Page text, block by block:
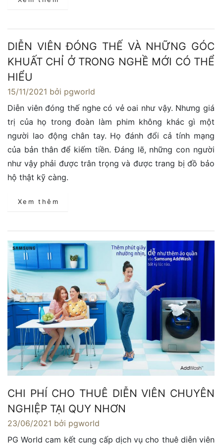
DIỄN VIÊN ĐÓNG THẾ VÀ NHỮNG GÓC
KHUẤT CHỈ Ở TRONG NGHỀ MỚI CÓ THỂ
HIỂU
15/11/2021 bởi pgworld
Diễn viên đóng thế nghe có vẻ oai như vậy. Nhưng giá
trị của họ trong đoàn làm phim không khác gì một
người lao động chân tay. Họ đánh đổi cả tính mạng
của bản thân để kiếm tiền. Đáng lẽ, những con người
như vậy phải được trân trọng và được trang bị đồ bảo
hộ thật kỹ càng.
Xem thêm
CHI PHÍ CHO THUÊ DIỄN VIÊN CHUYÊN
NGHIỆP TẠI QUY NHƠN
23/06/2021 bởi pgworld
PG World cam kết cung cấp dịch vụ cho thuê diễn viên